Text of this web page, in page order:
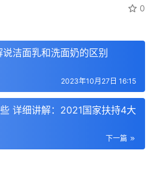
0
洁面乳和洗面奶的区别
2023年10月27日 16:15
详细讲解：2021国家扶持4大
下一篇